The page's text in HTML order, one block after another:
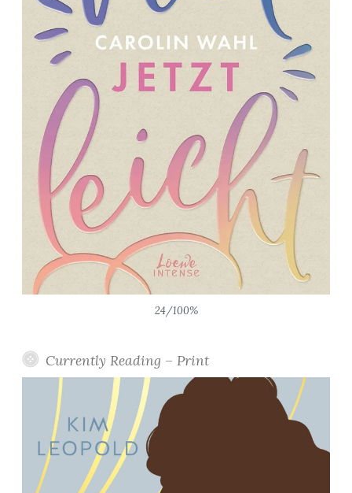
24/100%
Currently Reading – Print